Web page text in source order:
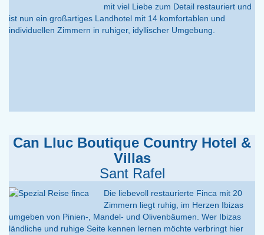
mit viel Liebe zum Detail restauriert und
ist nun ein großartiges Landhotel mit 14 komfortablen und
individuellen Zimmern in ruhiger, idyllischer Umgebung.
Can Lluc Boutique Country Hotel &
Villas
Sant Rafel
Die liebevoll restaurierte Finca mit 20
Zimmern liegt ruhig, im Herzen Ibizas
umgeben von Pinien-, Mandel- und Olivenbäumen. Wer Ibizas
ländliche und ruhige Seite kennen lernen möchte verbringt hier